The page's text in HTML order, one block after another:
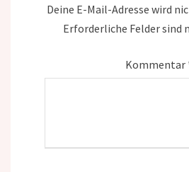
Deine E-Mail-Adresse wird
Erforderliche Felder sind
Kommentar